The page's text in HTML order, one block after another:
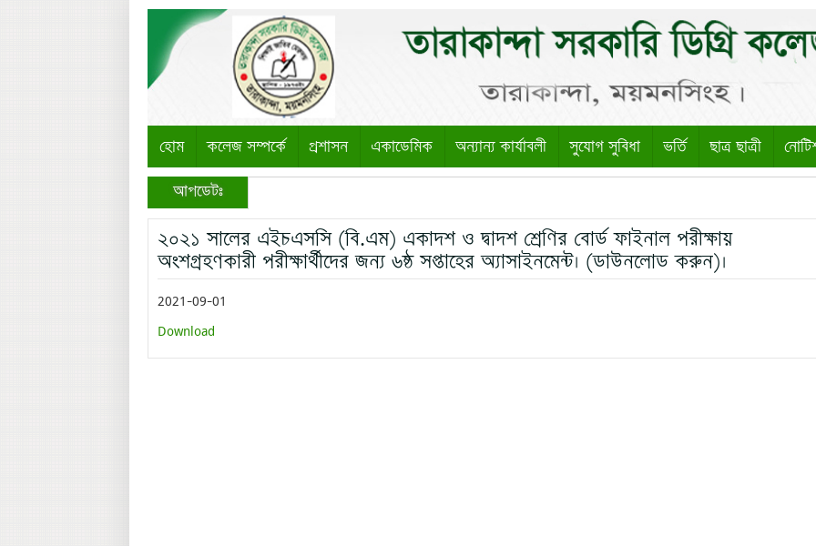
হোম কলেজ সম্পর্কে প্রশাসন একাডেমিক অন্যান্য কার্যাবলী সুযোগ সুবিধা ভর্তি ছাত্র ছাত্রী
আপডেটঃ
২০২১ সালের এইচএসসি (বি.এম) একাদশ ও দ্বাদশ শ্রেণির বোর্ড ফাইনাল পরীক্ষায়
অংশগ্রহণকারী পরীক্ষার্থীদের জন্য ৬ষ্ঠ সপ্তাহের অ্যাসাইনমেন্ট। (ডাউনলোড করুন)।
2021-09-01
Download